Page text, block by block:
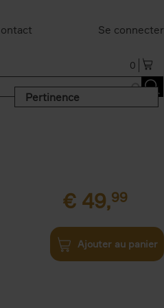
Se connecter
0
Pertinence
€ 49,99
Ajouter au panier